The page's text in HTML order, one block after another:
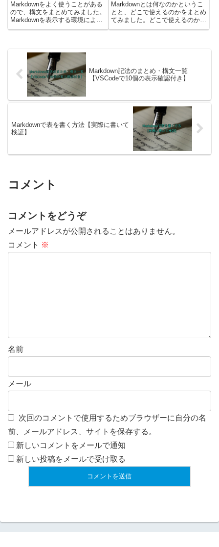
Markdownをよく使うことがある
ので、構文をまとめてみました。
Markdownを表示する環境によっ
て、使える書き方や違いが出てき
表示に差異があるみたいなの...
Markdownとは何なのかというこ
とと、どこで使えるのかをまとめ
てみました。どこで使えるのかの
確認では、実際に書いてみて内容
Markdown記法のまとめ・構文一覧
【VSCodeで10個の表示確認付き】
Markdownで表を書く方法【実際に書いて
検証】
コメント
コメントをどうぞ
メールアドレスが公開されることはありません。
コメント ※
名前
メール
次回のコメントで使用するためブラウザーに自分の名
前、メールアドレス、サイトを保存する。
新しいコメントをメールで通知
新しい投稿をメールで受け取る